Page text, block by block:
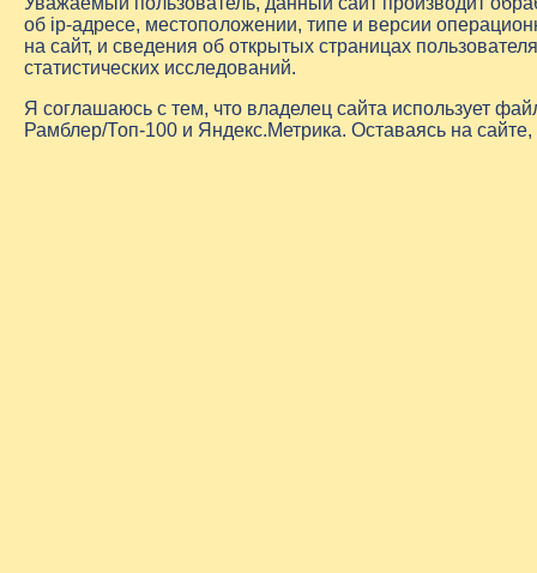
об ip-адресе, местоположении, типе и версии
на сайт, и сведения об открытых страницах
статистических исследований.
Я соглашаюсь с тем, что владелец сайта использует
Рамблер/Топ-100 и Яндекс.Метрика. Оставаясь на